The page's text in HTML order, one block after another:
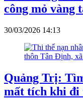
công mỏ vàng
30/03/2026 14:13
Quảng Trị:
mất tích khi đi